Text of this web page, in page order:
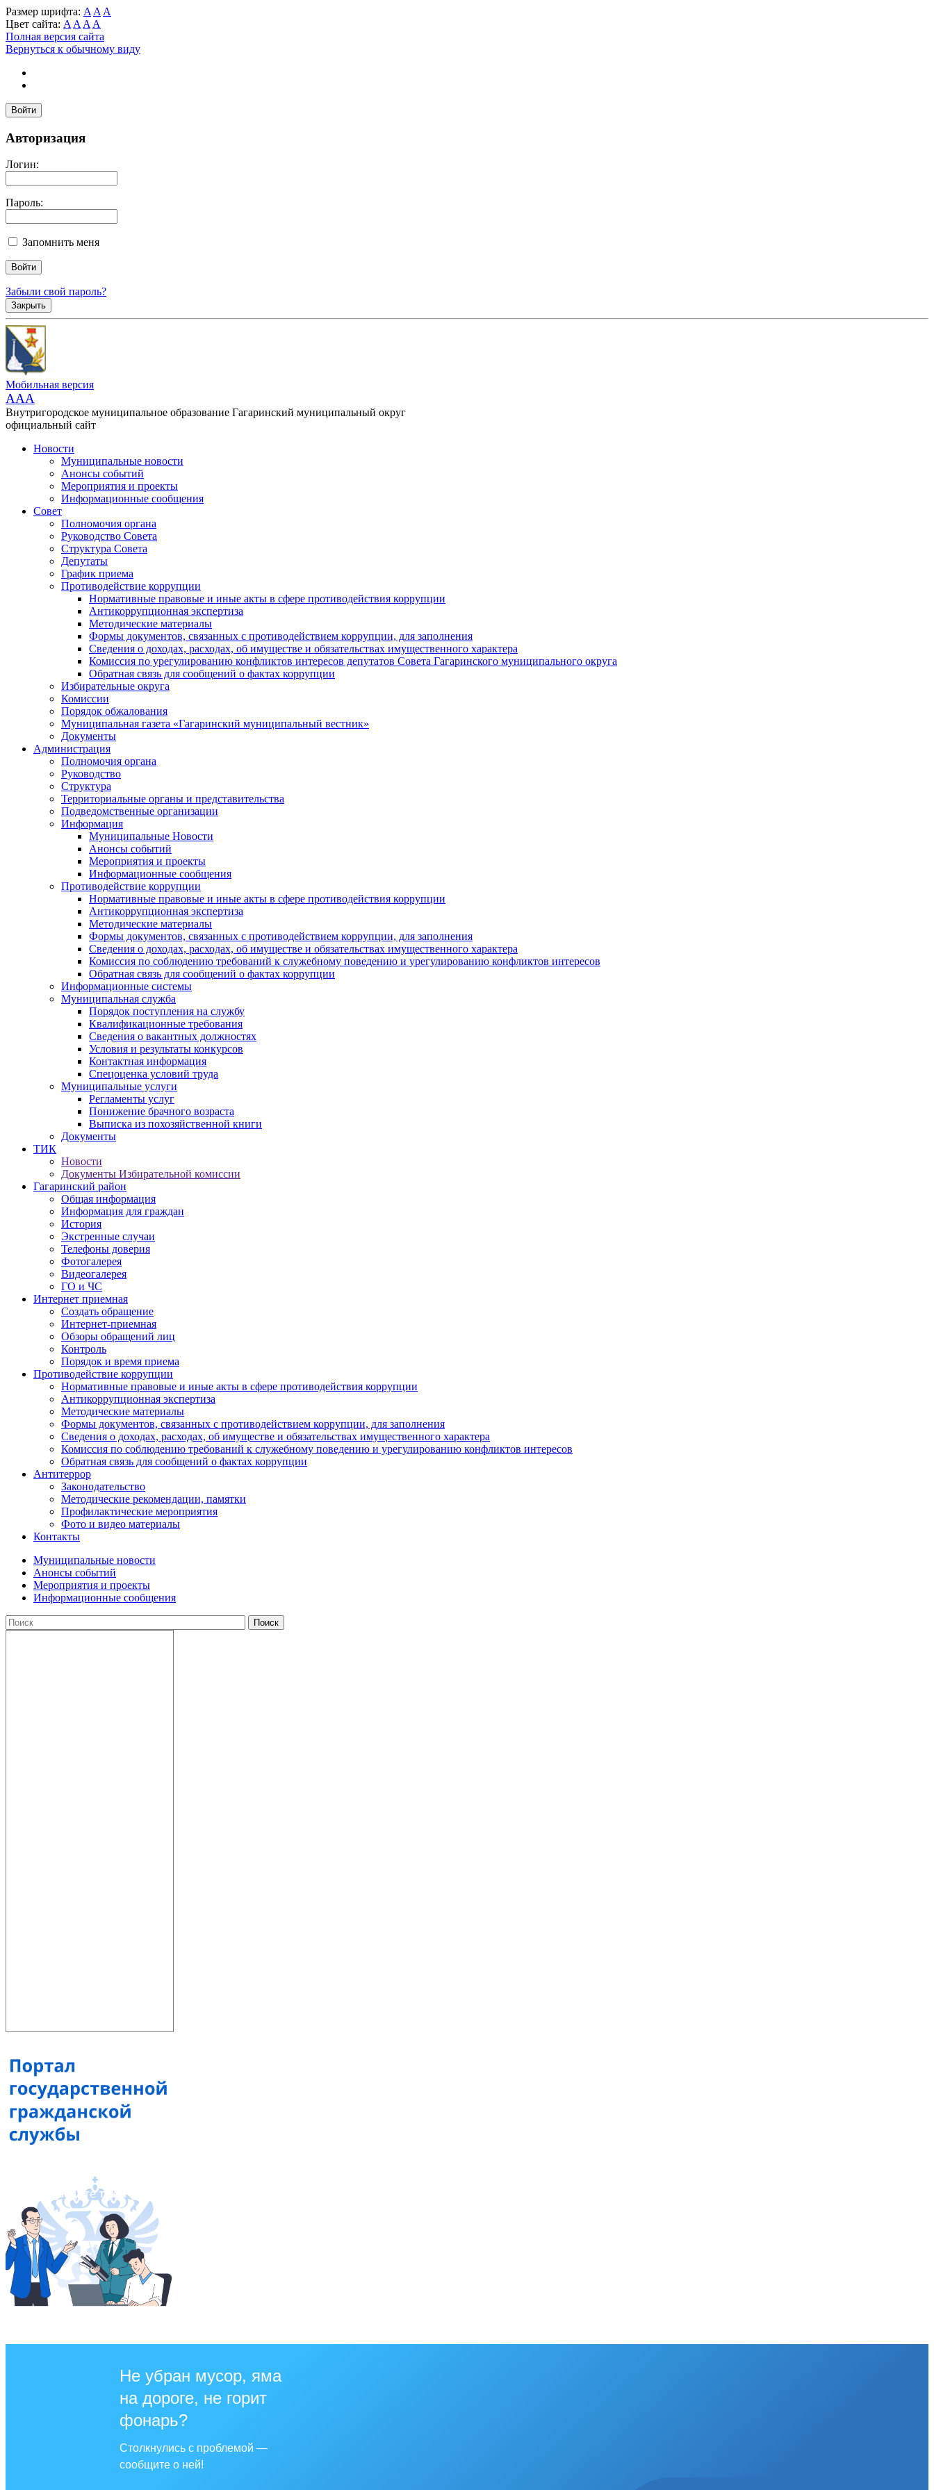
Размер шрифта: A A A
Цвет сайта: A A A A
Полная версия сайта
Вернуться к обычному виду
Войти
Авторизация
Логин:
Пароль:
Запомнить меня
Забыли свой пароль?
Закрыть
Мобильная версия
AAA
Внутригородское муниципальное образование Гагаринский муниципальный округ
официальный сайт
Новости
Муниципальные новости
Анонсы событий
Мероприятия и проекты
Информационные сообщения
Совет
Полномочия органа
Руководство Совета
Структура Совета
Депутаты
График приема
Противодействие коррупции
Нормативные правовые и иные акты в сфере противодействия коррупции
Антикоррупционная экспертиза
Методические материалы
Формы документов, связанных с противодействием коррупции, для заполнения
Сведения о доходах, расходах, об имуществе и обязательствах имущественного характера
Комиссия по урегулированию конфликтов интересов депутатов Совета Гагаринского муниципального округа
Обратная связь для сообщений о фактах коррупции
Избирательные округа
Комиссии
Порядок обжалования
Муниципальная газета «Гагаринский муниципальный вестник»
Документы
Администрация
Полномочия органа
Руководство
Структура
Территориальные органы и представительства
Подведомственные организации
Информация
Муниципальные Новости
Анонсы событий
Мероприятия и проекты
Информационные сообщения
Противодействие коррупции
Нормативные правовые и иные акты в сфере противодействия коррупции
Антикоррупционная экспертиза
Методические материалы
Формы документов, связанных с противодействием коррупции, для заполнения
Сведения о доходах, расходах, об имуществе и обязательствах имущественного характера
Комиссия по соблюдению требований к служебному поведению и урегулированию конфликтов интересов
Обратная связь для сообщений о фактах коррупции
Информационные системы
Муниципальная служба
Порядок поступления на службу
Квалификационные требования
Сведения о вакантных должностях
Условия и результаты конкурсов
Контактная информация
Спецоценка условий труда
Муниципальные услуги
Регламенты услуг
Понижение брачного возраста
Выписка из похозяйственной книги
Документы
ТИК
Новости
Документы Избирательной комиссии
Гагаринский район
Общая информация
Информация для граждан
История
Экстренные случаи
Телефоны доверия
Фотогалерея
Видеогалерея
ГО и ЧС
Интернет приемная
Создать обращение
Интернет-приемная
Обзоры обращений лиц
Контроль
Порядок и время приема
Противодействие коррупции
Нормативные правовые и иные акты в сфере противодействия коррупции
Антикоррупционная экспертиза
Методические материалы
Формы документов, связанных с противодействием коррупции, для заполнения
Сведения о доходах, расходах, об имуществе и обязательствах имущественного характера
Комиссия по соблюдению требований к служебному поведению и урегулированию конфликтов интересов
Обратная связь для сообщений о фактах коррупции
Антитеррор
Законодательство
Методические рекомендации, памятки
Профилактические мероприятия
Фото и видео материалы
Контакты
Муниципальные новости
Анонсы событий
Мероприятия и проекты
Информационные сообщения
Не убран мусор, яма
на дороге, не горит
фонарь?
Столкнулись с проблемой —
сообщите о ней!